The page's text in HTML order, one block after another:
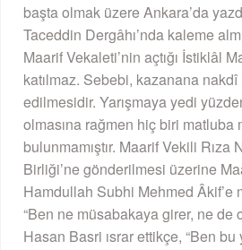
başta olmak üzere Ankara’da
Taceddin Dergâhı’nda kaleme
Maarif Vekaleti’nin açtığı İstiklâl
katılmaz. Sebebi, kazanana
edilmesidir. Yarışmaya yedi
olmasına rağmen hiç biri matluba
bulunmamıştır. Maarif Vekili Rıza
Birliği’ne gönderilmesi üzerine
Hamdullah Subhi Mehmed Âkif’e
“Ben ne müsabakaya girer, ne de
Hasan Basri ısrar ettikçe, “Ben